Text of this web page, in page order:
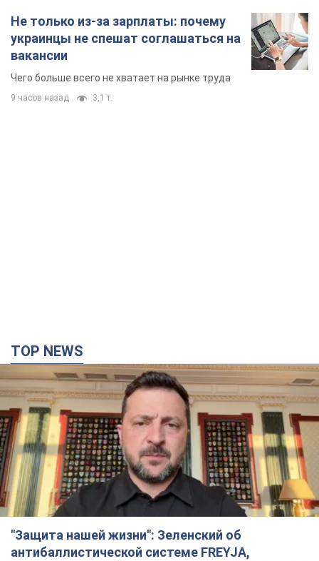
Не только из-за зарплаты: почему
украинцы не спешат соглашаться на
вакансии
Чего больше всего не хватает на рынке труда
9 часов назад 3,1 т.
TOP NEWS
"Защита нашей жизни": Зеленский об
антибаллистической системе FREYJA,